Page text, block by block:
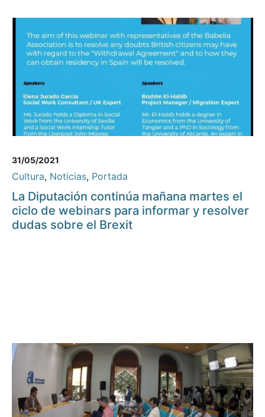
31/05/2021
Cultura, Noticias, Portada
La Diputación continúa mañana martes el
ciclo de webinars para informar y resolver
dudas sobre el Brexit